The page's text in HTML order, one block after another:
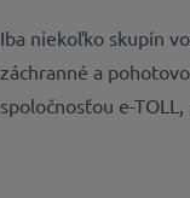
Iba niekoľko skupín
záchranné a
spoločnosťou e-